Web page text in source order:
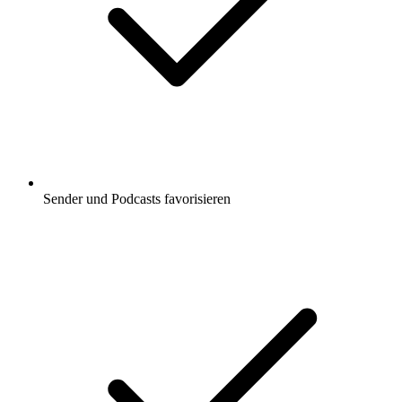
Sender und Podcasts favorisieren